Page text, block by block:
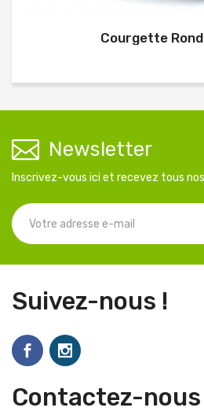
Courgette
Newsletter
Inscrivez-vous ici et recevez tous nos
Suivez-nous !
Contactez-nous